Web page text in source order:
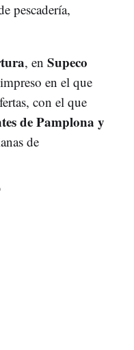
pescadería,
, en Supeco
en el que
con el que
de Pamplona y
de